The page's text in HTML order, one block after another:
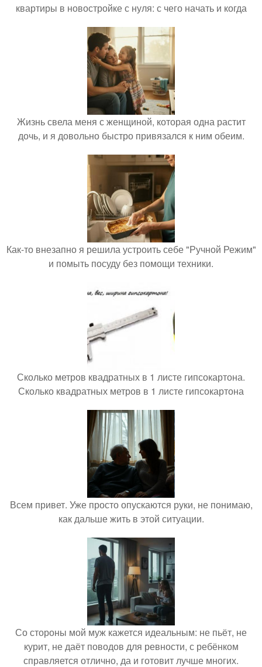
квартиры в новостройке с нуля: с чего начать и когда
Жизнь свела меня с женщиной, которая одна растит
дочь, и я довольно быстро привязался к ним обеим.
Как-то внезапно я решила устроить себе "Ручной Режим"
и помыть посуду без помощи техники.
Сколько метров квадратных в 1 листе гипсокартона.
Сколько квадратных метров в 1 листе гипсокартона
Всем привет. Уже просто опускаются руки, не понимаю,
как дальше жить в этой ситуации.
Со стороны мой муж кажется идеальным: не пьёт, не
курит, не даёт поводов для ревности, с ребёнком
справляется отлично, да и готовит лучше многих.